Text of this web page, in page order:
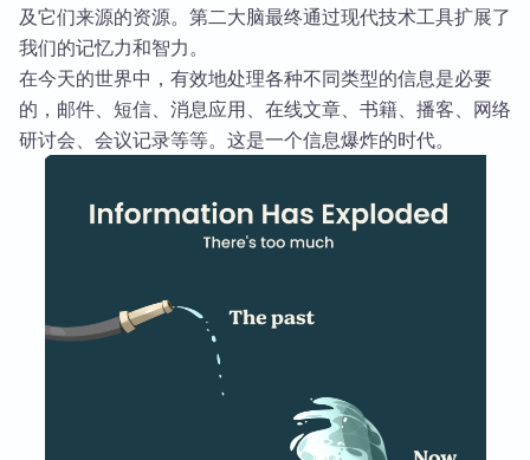
及它们来源的资源。第二大脑最终通过现代技术工具扩展了
我们的记忆力和智力。
在今天的世界中，有效地处理各种不同类型的信息是必要
的，邮件、短信、消息应用、在线文章、书籍、播客、网络
研讨会、会议记录等等。这是一个信息爆炸的时代。